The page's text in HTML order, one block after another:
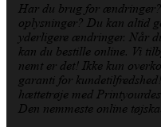
Har du brug for
oplysninger? Du kan altid
yderligere ændringer. Når
kan du bestille online. Vi
nemt er det! Ikke kun
garanti for
hættetrøje med
Den nemmeste online